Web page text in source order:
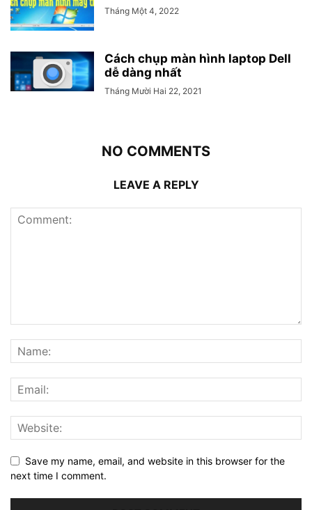
Tháng Một 4, 2022
Cách chụp màn hình laptop Dell
dễ dàng nhất
Tháng Mười Hai 22, 2021
NO COMMENTS
LEAVE A REPLY
Save my name, email, and website in this browser for the
next time I comment.